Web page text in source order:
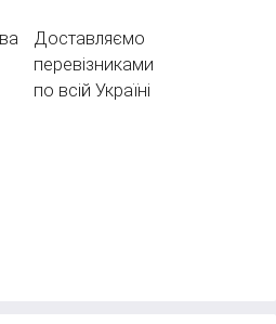
Доставляємо
перевізниками
по всій Україні